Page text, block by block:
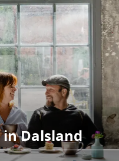
Dalsland